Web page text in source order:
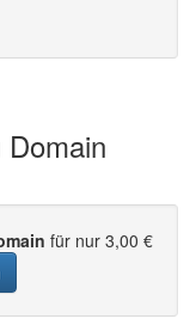
für nur 3,00 €